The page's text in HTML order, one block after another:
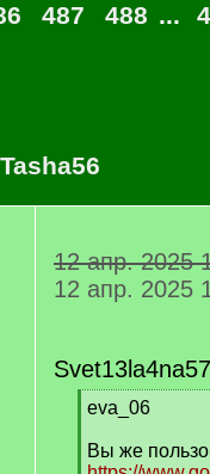
487 488 ...
Tasha56
12 апр. 2025
12 апр. 2025
[
]
eva_06
Вы же